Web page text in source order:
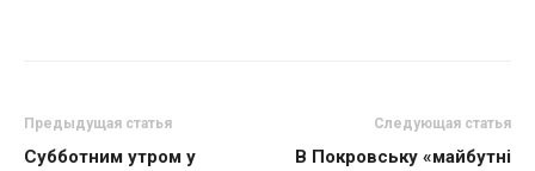
Предыдущая статья
Субботним утром у
Следующая статья
В Покровську «майбутні